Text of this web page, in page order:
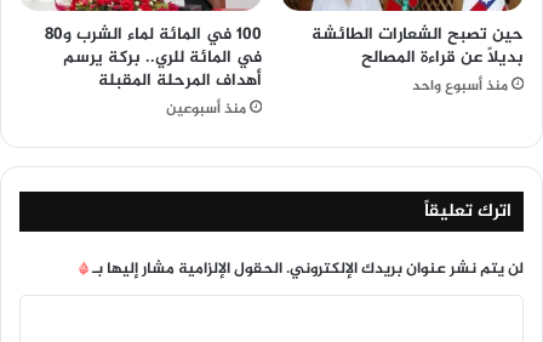
حين تصبح الشعارات الطائشة
بديلًا عن قراءة المصالح
منذ أسبوع واحد
100 في المائة لماء الشرب و80
في المائة للري.. بركة يرسم
أهداف المرحلة المقبلة
منذ أسبوعين
اترك تعليقاً
لن يتم نشر عنوان بريدك الإلكتروني.الحقول الإلزامية مشار إليها بـ*